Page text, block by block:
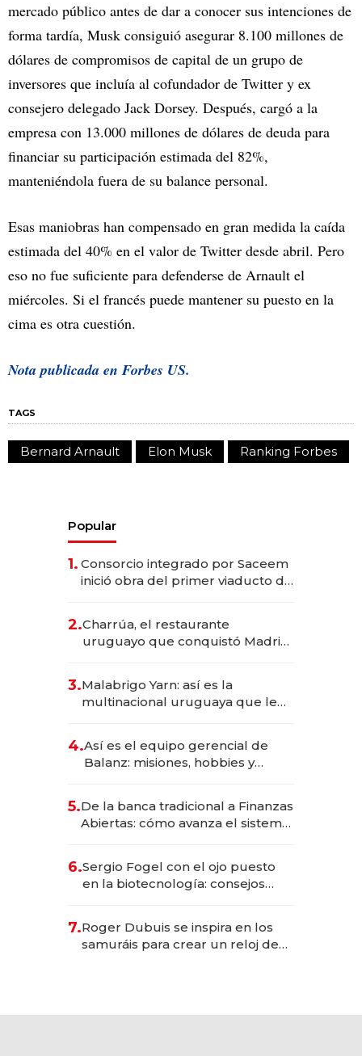
mercado público antes de dar a conocer sus intenciones de
forma tardía, Musk consiguió asegurar 8.100 millones de
dólares de compromisos de capital de un grupo de
inversores que incluía al cofundador de Twitter y ex
consejero delegado Jack Dorsey. Después, cargó a la
empresa con 13.000 millones de dólares de deuda para
financiar su participación estimada del 82%,
manteniéndola fuera de su balance personal.
Esas maniobras han compensado en gran medida la caída
estimada del 40% en el valor de Twitter desde abril. Pero
eso no fue suficiente para defenderse de Arnault el
miércoles. Si el francés puede mantener su puesto en la
cima es otra cuestión.
Nota publicada en Forbes US.
TAGS
Bernard Arnault Elon Musk Ranking Forbes
Popular
1. Consorcio integrado por Saceem
inició obra del primer viaducto de
millones
2.Charrúa, el restaurante
uruguayo que conquistó Madrid:
anticipación y prepara apertura
3.Malabrigo Yarn: así es la
multinacional uruguaya que le
4.Así es el equipo gerencial de
Balanz: misiones, hobbies y
5.De la banca tradicional a Finanzas
Abiertas: cómo avanza el sistema
6.Sergio Fogel con el ojo puesto
en la biotecnología: consejos
rol de la IA
7.Roger Dubuis se inspira en los
samuráis para crear un reloj de